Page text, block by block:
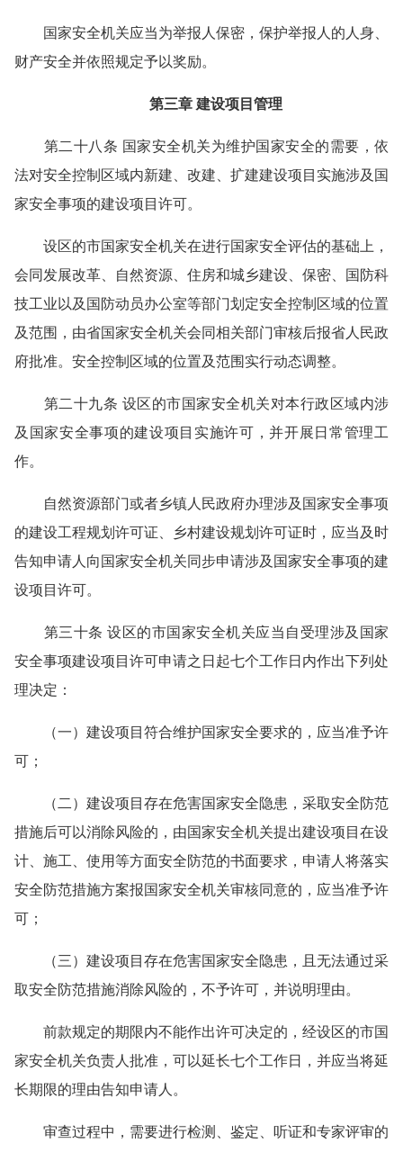
国家安全机关应当为举报人保密，保护举报人的人身、
财产安全并依照规定予以奖励。
第三章 建设项目管理
第二十八条 国家安全机关为维护国家安全的需要，依
法对安全控制区域内新建、改建、扩建建设项目实施涉及国
家安全事项的建设项目许可。
设区的市国家安全机关在进行国家安全评估的基础上，
会同发展改革、自然资源、住房和城乡建设、保密、国防科
技工业以及国防动员办公室等部门划定安全控制区域的位置
及范围，由省国家安全机关会同相关部门审核后报省人民政
府批准。安全控制区域的位置及范围实行动态调整。
第二十九条 设区的市国家安全机关对本行政区域内涉
及国家安全事项的建设项目实施许可，并开展日常管理工
作。
自然资源部门或者乡镇人民政府办理涉及国家安全事项
的建设工程规划许可证、乡村建设规划许可证时，应当及时
告知申请人向国家安全机关同步申请涉及国家安全事项的建
设项目许可。
第三十条 设区的市国家安全机关应当自受理涉及国家
安全事项建设项目许可申请之日起七个工作日内作出下列处
理决定：
（一）建设项目符合维护国家安全要求的，应当准予许
可；
（二）建设项目存在危害国家安全隐患，采取安全防范
措施后可以消除风险的，由国家安全机关提出建设项目在设
计、施工、使用等方面安全防范的书面要求，申请人将落实
安全防范措施方案报国家安全机关审核同意的，应当准予许
可；
（三）建设项目存在危害国家安全隐患，且无法通过采
取安全防范措施消除风险的，不予许可，并说明理由。
前款规定的期限内不能作出许可决定的，经设区的市国
家安全机关负责人批准，可以延长七个工作日，并应当将延
长期限的理由告知申请人。
审查过程中，需要进行检测、鉴定、听证和专家评审的